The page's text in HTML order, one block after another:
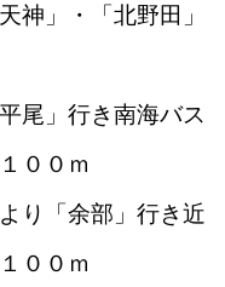
神」・「北野田」
尾」行き南海バス
００ｍ
り「余部」行き近
００ｍ